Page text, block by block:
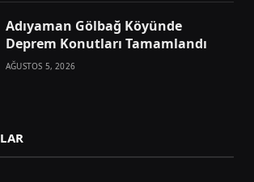
Adıyaman Gölbağ Köyünde
Deprem Konutları Tamamlandı
AĞUSTOS 5, 2026